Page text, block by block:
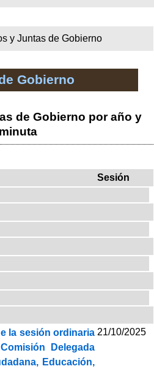
y Juntas de Gobierno
Gobierno
de Gobierno por año y
minuta
Sesión
la sesión ordinaria
Delegada
Educación,
21/10/2025